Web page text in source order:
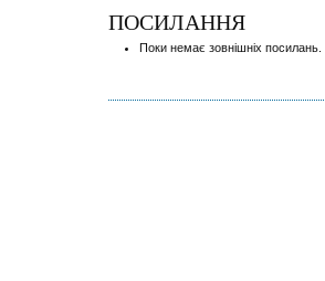
ПОСИЛАННЯ
Поки немає зовнішніх посилань.